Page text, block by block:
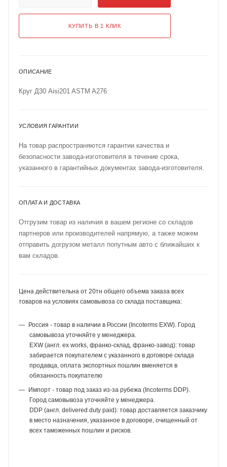
КУПИТЬ В 1 КЛИК
ОПИСАНИЕ
Круг Д30 Aisi201 ASTM A276
УСЛОВИЯ ГАРАНТИИ
На товар распространяются гарантии качества и
безопасности завода-изготовителя в течение срока,
указанного в гарантийных документах завода-изготовителя.
ОПЛАТА И ДОСТАВКА
Отгрузим товар из наличия в вашем регионе со складов
партнеров или производителей напрямую, а также можем
отправить догрузом металл попутным авто с ближайших к
вам складов.
Цена действительна от 20тн общего объема заказа всех
товаров на условиях самовывоза со склада поставщика:
Россия - товар в наличии в России (Incoterms EXW). Город
самовывоза уточняйте у менеджера.
EXW (англ. ex works, франко-склад, франко-завод): товар
забирается покупателем с указанного в договоре склада
продавца, оплата экспортных пошлин вменяется в
обязанность покупателю
Импорт - товар под заказ из-за рубежа (Incoterms DDP).
Город самовывоза уточняйте у менеджера.
DDP (англ. delivered duty paid): товар доставляется заказчику
в место назначения, указанное в договоре, очищенный от
всех таможенных пошлин и рисков.